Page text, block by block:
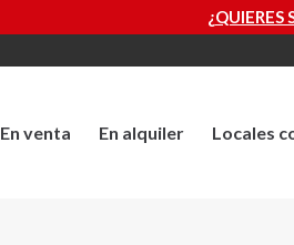
¿QUIERES SABER CUÁNTO VALE
En venta En alquiler Locales